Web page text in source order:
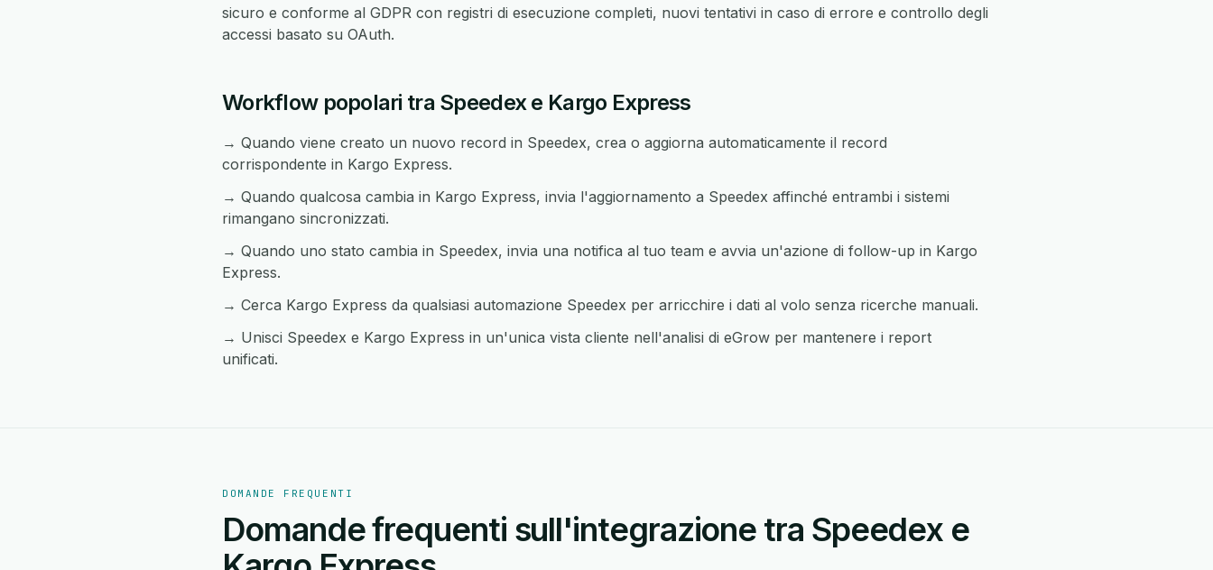
sicuro e conforme al GDPR con registri di esecuzione completi, nuovi tentativi in caso di errore e controllo degli
accessi basato su OAuth.
Workflow popolari tra Speedex e Kargo Express
→ Quando viene creato un nuovo record in Speedex, crea o aggiorna automaticamente il record
corrispondente in Kargo Express.
→ Quando qualcosa cambia in Kargo Express, invia l'aggiornamento a Speedex affinché entrambi i sistemi
rimangano sincronizzati.
→ Quando uno stato cambia in Speedex, invia una notifica al tuo team e avvia un'azione di follow-up in Kargo
Express.
→ Cerca Kargo Express da qualsiasi automazione Speedex per arricchire i dati al volo senza ricerche manuali.
→ Unisci Speedex e Kargo Express in un'unica vista cliente nell'analisi di eGrow per mantenere i report
unificati.
DOMANDE FREQUENTI
Domande frequenti sull'integrazione tra Speedex e